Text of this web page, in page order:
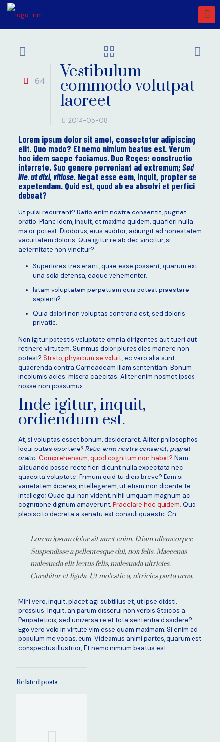
64 Vestibulum
commodo volutpat
laoreet
2014-05-08
Lorem ipsum dolor sit amet, consectetur adipiscing
elit. Quo modo? Et nemo nimium beatus est.Verum
hoc idem saepe faciamus. Duo Reges: constructio
interrete.Suo genere perveniant ad extremum;Sed
ille, ut dixi, vitiose.Negat esse eam, inquit, propter se
expetendam. Quid est, quod ab ea absolvi et perfici
debeat?
Ut pulsi recurrant? Ratio enim nostra consentit, pugnat
oratio. Plane idem, inquit, et maxima quidem, qua fieri nulla
maior potest. Diodorus, eius auditor, adiungit ad honestatem
vacuitatem doloris. Qua igitur re ab deo vincitur, si
aeternitate non vincitur?
Superiores tres erant, quae esse possent, quarum est
una sola defensa, eaque vehementer.
Istam voluptatem perpetuam quis potest praestare
sapienti?
Quia dolori non voluptas contraria est, sed doloris
privatio.
Non igitur potestis voluptate omnia dirigentes aut tueri aut
retinere virtutem. Summus dolor plures dies manere non
potest? Strato, physicum se voluit, ec vero alia sunt
quaerenda contra Carneadeam illam sententiam. Bonum
incolumis acies: misera caecitas. Aliter enim nosmet ipsos
nosse non possumus.
Inde igitur, inquit,
ordiendum est.
At, si voluptas esset bonum, desideraret. Aliter philosophos
loqui putas oportere? Ratio enim nostra consentit, pugnat
oratio. Comprehensum, quod cognitum non habet? Nam
aliquando posse recte fieri dicunt nulla expectata nec
quaesita voluptate. Primum quid tu dicis breve? Eam si
varietatem diceres, intellegerem, ut etiam non dicente te
intellego; Quae qui non vident, nihil umquam magnum ac
cognitione dignum amaverunt. Praeclare hoc quidem. Quo
plebiscito decreta a senatu est consuli quaestio Cn.
Lorem ipsum dolor sit amet enim. Etiam ullamcorper.
Suspendisse a pellentesque dui, non felis. Maecenas
malesuada elit lectus felis, malesuada ultricies.
Curabitur et ligula. Ut molestie a, ultricies porta urna.
Mihi vero, inquit, placet agi subtilius et, ut ipse dixisti,
pressius. Inquit, an parum disserui non verbis Stoicos a
Peripateticis, sed universa re et tota sententia dissidere?
Ego vero volo in virtute vim esse quam maximam; Si enim ad
populum me vocas, eum. Videamus animi partes, quarum est
conspectus illustrior; Et nemo nimium beatus est.
Related posts